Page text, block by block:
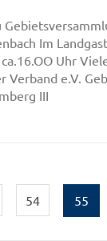
Im
ca.16.OO Uhr
Verband e.V.
III
54 55